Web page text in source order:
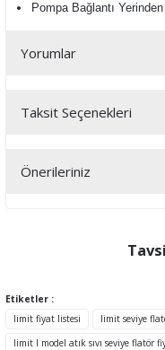
Pompa Bağlantı
Yorumlar
Bu
Taksit Seçenekleri
Önerileriniz
tarafımıza iletebilirsiniz.
Görüş ve önerileriniz için
Etiketler :
limit fiyat listesi
limit seviye
limit l model atık sıvı seviye flatör